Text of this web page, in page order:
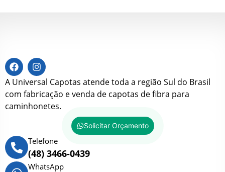
A Universal Capotas atende toda a região Sul do Brasil
com fabricação e venda de capotas de fibra para
caminhonetes.
Solicitar Orçamento
Telefone
(48) 3466-0439
WhatsApp